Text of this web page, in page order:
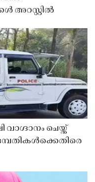
അറസ്റ്റിൽ
ചെയ്ത്